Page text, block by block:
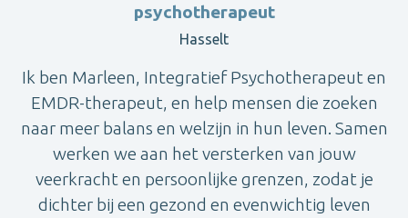
psychotherapeut
Hasselt
Ik ben Marleen, Integratief Psychotherapeut en
EMDR-therapeut, en help mensen die zoeken
naar meer balans en welzijn in hun leven. Samen
werken we aan het versterken van jouw
veerkracht en persoonlijke grenzen, zodat je
dichter bij een gezond en evenwichtig leven